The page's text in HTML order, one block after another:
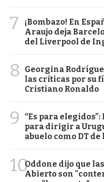
7
¡Bombazo! En
Araujo deja
del Liverpool de
8
Georgina
las críticas por su
Cristiano Ronaldo
9
“Es para
para dirigir a
abuelo como DT de
10Oddone dijo que
Abierto son